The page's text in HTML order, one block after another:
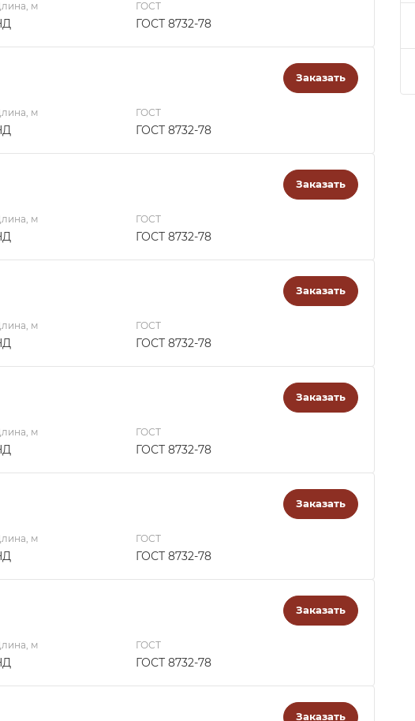
м ГОСТ
ГОСТ 8732-78
Заказать
м ГОСТ
ГОСТ 8732-78
Заказать
м ГОСТ
ГОСТ 8732-78
Заказать
м ГОСТ
ГОСТ 8732-78
Заказать
м ГОСТ
ГОСТ 8732-78
Заказать
м ГОСТ
ГОСТ 8732-78
Заказать
м ГОСТ
ГОСТ 8732-78
Заказать